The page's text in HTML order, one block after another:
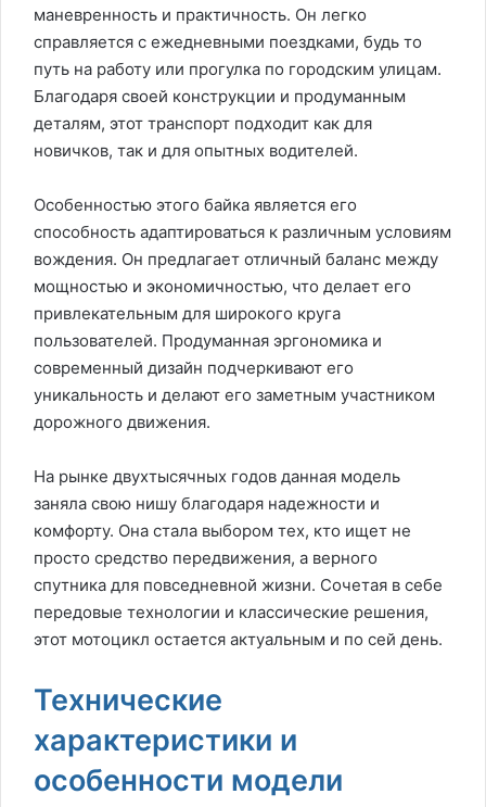
маневренность и практичность. Он легко
справляется с ежедневными поездками, будь то
путь на работу или прогулка по городским улицам.
Благодаря своей конструкции и продуманным
деталям, этот транспорт подходит как для
новичков, так и для опытных водителей.
Особенностью этого байка является его
способность адаптироваться к различным условиям
вождения. Он предлагает отличный баланс между
мощностью и экономичностью, что делает его
привлекательным для широкого круга
пользователей. Продуманная эргономика и
современный дизайн подчеркивают его
уникальность и делают его заметным участником
дорожного движения.
На рынке двухтысячных годов данная модель
заняла свою нишу благодаря надежности и
комфорту. Она стала выбором тех, кто ищет не
просто средство передвижения, а верного
спутника для повседневной жизни. Сочетая в себе
передовые технологии и классические решения,
этот мотоцикл остается актуальным и по сей день.
Технические
характеристики и
особенности модели